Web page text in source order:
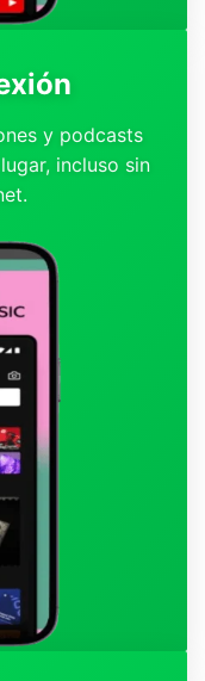
y podcasts
incluso sin